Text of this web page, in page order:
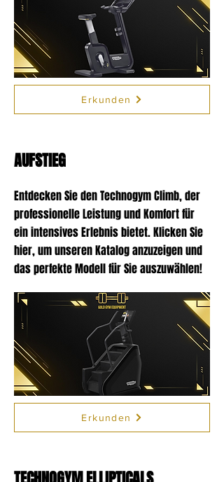
Erkunden
AUFSTIEG
Entdecken Sie den Technogym Climb, der
professionelle Leistung und Komfort für
ein intensives Erlebnis bietet. Klicken Sie
hier, um unseren Katalog anzuzeigen und
das perfekte Modell für Sie auszuwählen!
Erkunden